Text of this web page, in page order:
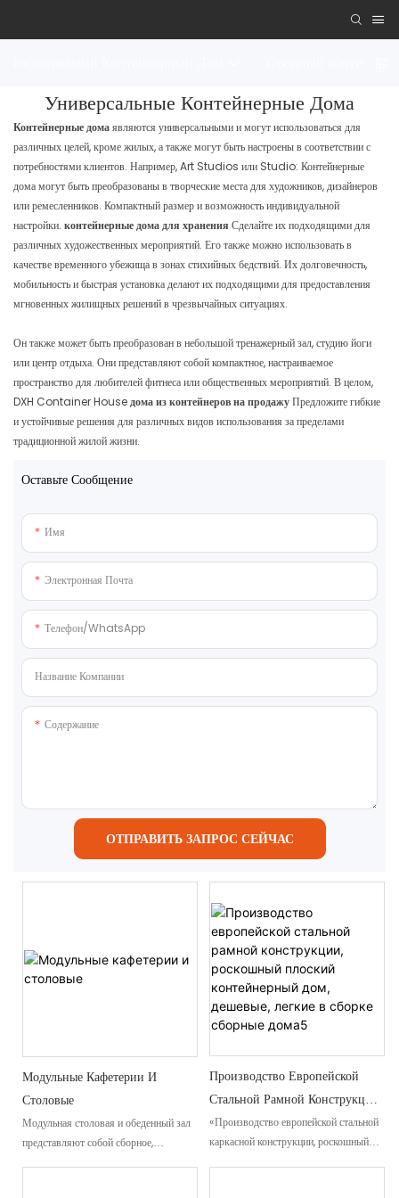
Универсальные Контейнерные Дома
Контейнерные домаявляются универсальными и могут использоваться для
различных целей, кроме жилых, а также могут быть настроены в соответствии с
потребностями клиентов. Например, Art Studios или Studio: Контейнерные
дома могут быть преобразованы в творческие места для художников, дизайнеров
или ремесленников. Компактный размер и возможность индивидуальной
настройки. контейнерные дома для хранения Сделайте их подходящими для
различных художественных мероприятий. Его также можно использовать в
качестве временного убежища в зонах стихийных бедствий. Их долговечность,
мобильность и быстрая установка делают их подходящими для предоставления
мгновенных жилищных решений в чрезвычайных ситуациях.
Он также может быть преобразован в небольшой тренажерный зал, студию йоги
или центр отдыха. Они представляют собой компактное, настраиваемое
пространство для любителей фитнеса или общественных мероприятий. В целом,
DXH Container Houseдома из контейнеров на продажуПредложите гибкие
и устойчивые решения для различных видов использования за пределами
традиционной жилой жизни.
Оставьте Сообщение
Имя
Электронная Почта
Телефон/WhatsApp
Название Компании
Содержание
ОТПРАВИТЬ ЗАПРОС СЕЙЧАС
Модульные Кафетерии И
Столовые
Модульная столовая и обеденный зал
представляют собой сборное,
Производство Европейской
Стальной Рамной Конструкции,
Роскошный Плоский
Контейнерный Дом, Дешевые,
Легкие В Сборке Сборные
«Производство европейской стальной
каркасной конструкции, роскошный